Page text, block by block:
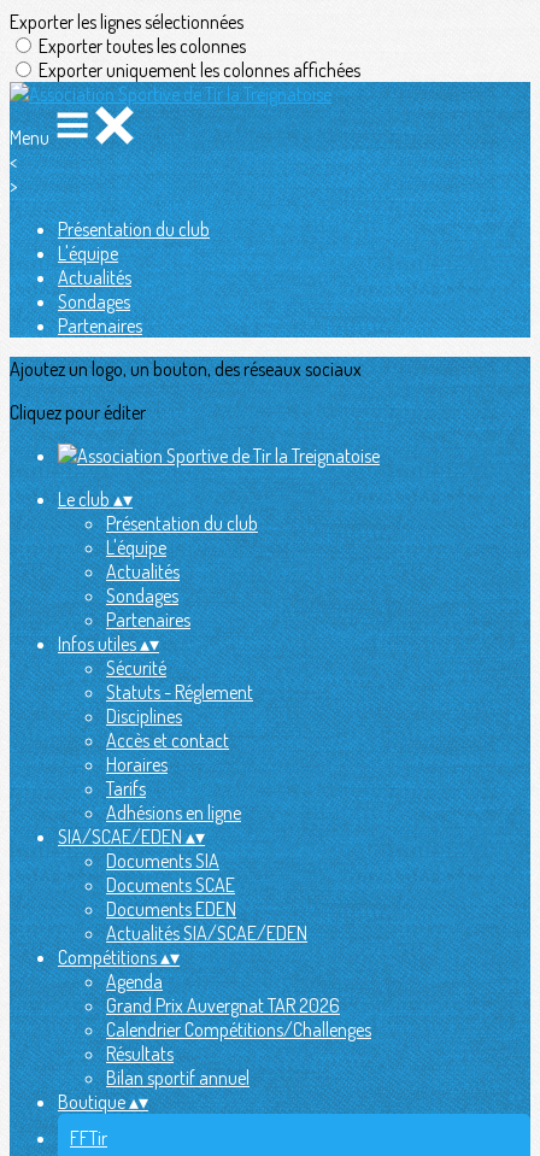
Exporter les lignes sélectionnées
Exporter toutes les colonnes
Exporter uniquement les colonnes affichées
Menu
<
>
Présentation du club
L'équipe
Actualités
Sondages
Partenaires
Ajoutez un logo, un bouton, des réseaux sociaux
Cliquez pour éditer
Le club▴▾
Présentation du club
L'équipe
Actualités
Sondages
Partenaires
Infos utiles▴▾
Sécurité
Statuts - Réglement
Disciplines
Accès et contact
Horaires
Tarifs
Adhésions en ligne
SIA/SCAE/EDEN▴▾
Documents SIA
Documents SCAE
Documents EDEN
Actualités SIA/SCAE/EDEN
Compétitions▴▾
Agenda
Grand Prix Auvergnat TAR 2026
Calendrier Compétitions/Challenges
Résultats
Bilan sportif annuel
Boutique▴▾
FFTir